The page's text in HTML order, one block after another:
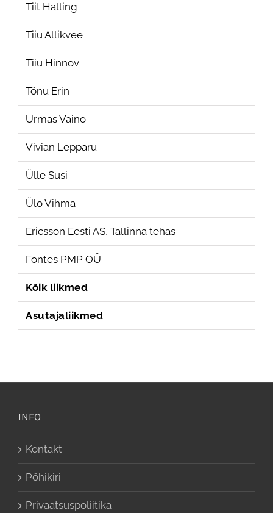
Tiit Halling
Tiiu Allikvee
Tiiu Hinnov
Tõnu Erin
Urmas Vaino
Vivian Lepparu
Ülle Susi
Ülo Vihma
Ericsson Eesti AS, Tallinna tehas
Fontes PMP OÜ
Kõik liikmed
Asutajaliikmed
INFO
Kontakt
Põhikiri
Privaatsuspoliitika